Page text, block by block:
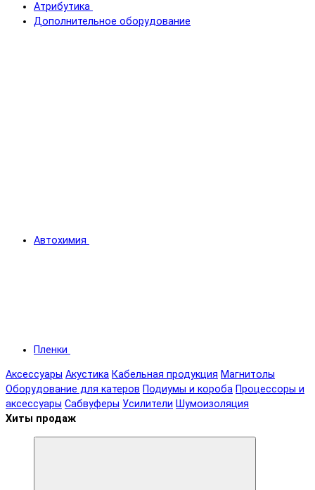
Атрибутика
Дополнительное оборудование
Автохимия
Пленки
Аксессуары Акустика Кабельная продукция Магнитолы
Оборудование для катеров Подиумы и короба Процессоры и
аксессуары Сабвуферы Усилители Шумоизоляция
Хиты продаж